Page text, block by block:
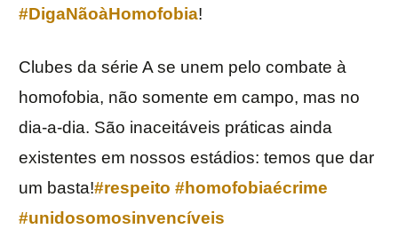
#DigaNãoàHomofobia!
Clubes da série A se unem pelo combate à
homofobia, não somente em campo, mas no
dia-a-dia. São inaceitáveis práticas ainda
existentes em nossos estádios: temos que dar
um basta!#respeito #homofobiaécrime
#unidosomosinvencíveis